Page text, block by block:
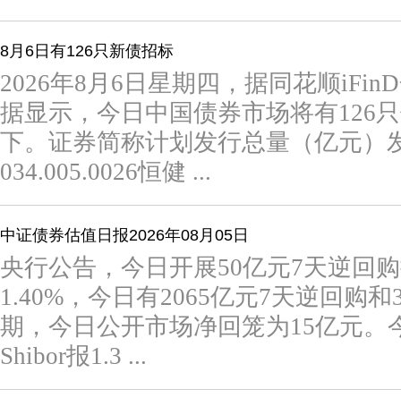
8月6日有126只新债招标
2026年8月6日星期四，据同花顺
据显示，今日中国债券市场将有126
下。证券简称计划发行总量（亿元）
034.005.0026恒健 ...
中证债券估值日报2026年08月05日
央行公告，今日开展50亿元7天逆回
1.40%，今日有2065亿元7天逆回购
期，今日公开市场净回笼为15亿元。
Shibor报1.3 ...